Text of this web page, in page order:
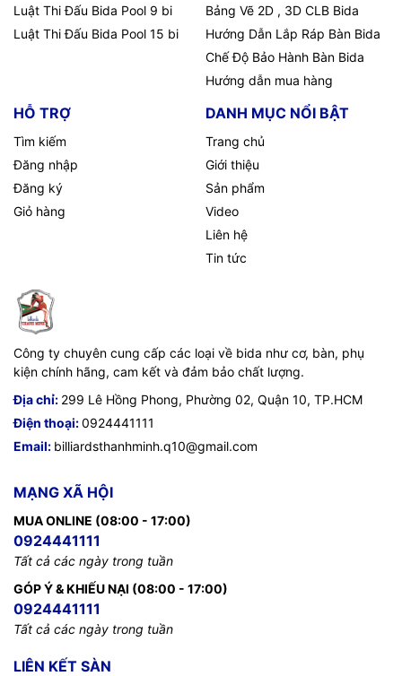
Luật Thi Đấu Bida Pool 9 bi
Luật Thi Đấu Bida Pool 15 bi
Bảng Vẽ 2D , 3D CLB Bida
Hướng Dẫn Lắp Ráp Bàn Bida
Chế Độ Bảo Hành Bàn Bida
Hướng dẫn mua hàng
HỖ TRỢ
Tìm kiếm
Đăng nhập
Đăng ký
Giỏ hàng
DANH MỤC NỔI BẬT
Trang chủ
Giới thiệu
Sản phẩm
Video
Liên hệ
Tin tức
Công ty chuyên cung cấp các loại về bida như cơ, bàn, phụ
kiện chính hãng, cam kết và đảm bảo chất lượng.
Địa chỉ: 299 Lê Hồng Phong, Phường 02, Quận 10, TP.HCM
Điện thoại:0924441111
Email: billiardsthanhminh.q10@gmail.com
MẠNG XÃ HỘI
MUA ONLINE (08:00 - 17:00)
0924441111
Tất cả các ngày trong tuần
GÓP Ý & KHIẾU NẠI (08:00 - 17:00)
0924441111
Tất cả các ngày trong tuần
LIÊN KẾT SÀN